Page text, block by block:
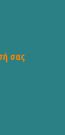
σας